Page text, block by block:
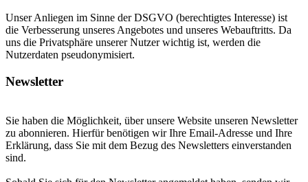
Unser Anliegen im Sinne der DSGVO (berechtigtes Interesse) ist
die Verbesserung unseres Angebotes und unseres Webauftritts. Da
uns die Privatsphäre unserer Nutzer wichtig ist, werden die
Nutzerdaten pseudonymisiert.
Newsletter
Sie haben die Möglichkeit, über unsere Website unseren Newsletter
zu abonnieren. Hierfür benötigen wir Ihre Email-Adresse und Ihre
Erklärung, dass Sie mit dem Bezug des Newsletters einverstanden
sind.